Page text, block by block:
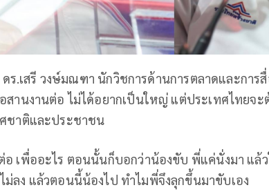
ร.เสรี วงษ์มณฑา นักวิชการด้านการตลาดและการ
สานงานต่อ ไม่ได้อยากเป็นใหญ่ แต่ประเทศไทยจ
ชาติและประชาชน
อ เพื่ออะไร ตอนนั้นก็บอกว่าน้องขับ พี่แค่นั่งมา แล้
ม่ลง แล้วตอนนี้น้องไป ทำไมพี่จึงลุกขึ้นมาขับเอง